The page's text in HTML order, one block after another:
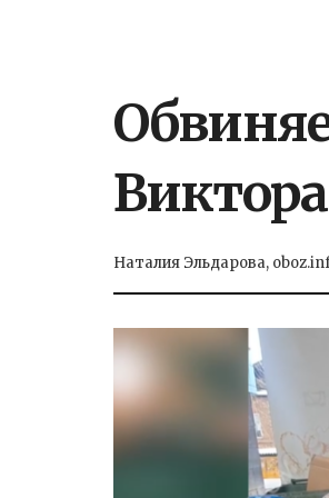
Наталия Эльдарова,